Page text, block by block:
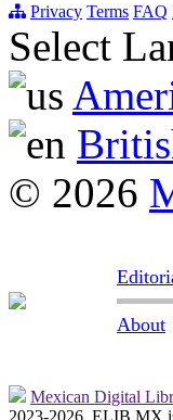
Privacy Terms FAQ
Select
© 2026
About
Mexican Digital
2023-2026, ELIB.MX